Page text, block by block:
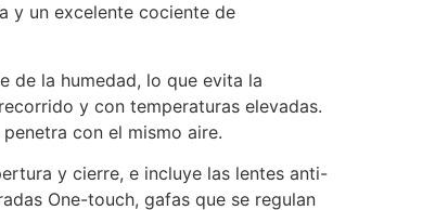
y un excelente cociente de
de la humedad, lo que evita la
y con temperaturas elevadas.
con el mismo aire.
y cierre, e incluye las lentes anti-
One-touch, gafas que se regulan